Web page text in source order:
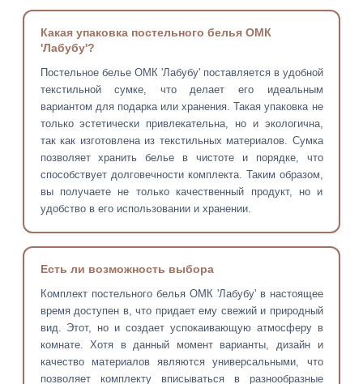
Какая упаковка постельного белья ОМК
'Лабубу'?
Постельное белье ОМК 'Лабубу' поставляется в удобной
текстильной сумке, что делает его идеальным
вариантом для подарка или хранения. Такая упаковка не
только эстетически привлекательна, но и экологична,
так как изготовлена из текстильных материалов. Сумка
позволяет хранить белье в чистоте и порядке, что
способствует долговечности комплекта. Таким образом,
вы получаете не только качественный продукт, но и
удобство в его использовании и хранении.
Есть ли возможность выбора
Комплект постельного белья ОМК 'Лабубу' в настоящее
время доступен в, что придает ему свежий и природный
вид. Этот, но и создает успокаивающую атмосферу в
комнате. Хотя в данный момент варианты, дизайн и
качество материалов являются универсальными, что
позволяет комплекту вписываться в разнообразные